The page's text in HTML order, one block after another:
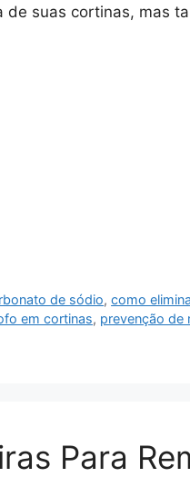
de suas cortinas, mas
de sódio,como
em cortinas, prevenção de
Para